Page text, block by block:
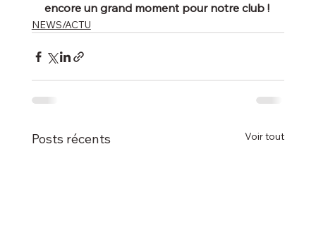
encore un grand moment pour notre club !
NEWS/ACTU
Posts récents Voir tout